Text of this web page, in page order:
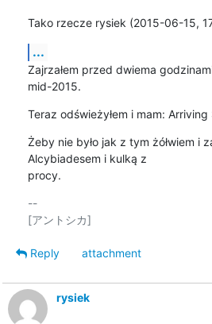
Tako rzecze rysiek (2015-06-15,
...
Zajrzałem przed dwiema
mid-2015.
Teraz odświeżyłem i mam:
Żeby nie było jak z tym żółwiem i
Alcybiadesem i kulką z
procy.
--
Reply
attachment
rysiek